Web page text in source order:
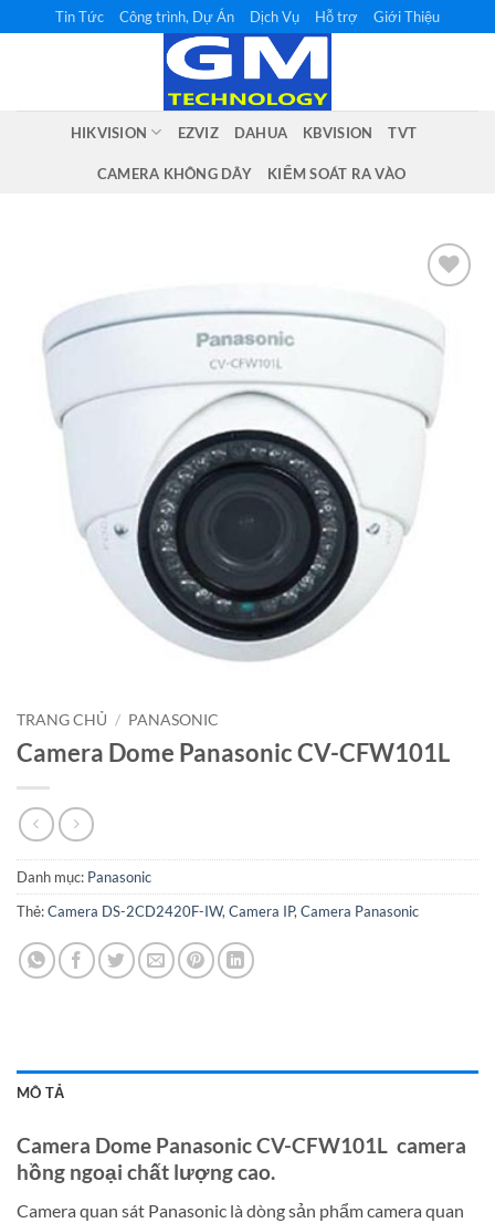
qua
Tin Tức Công trình, Dự Án Dịch Vụ Hỗ trợ Giới Thiệu
HIKVISION EZVIZ DAHUA KBVISION TVT
CAMERA KHÔNG DÂY KIỂM SOÁT RA VÀO
TRANG CHỦ / PANASONIC
Camera Dome Panasonic CV-CFW101L
Danh mục: Panasonic
Thẻ:Camera DS-2CD2420F-IW,Camera IP,Camera Panasonic
MÔ TẢ
Camera Dome Panasonic CV-CFW101L camera
hồng ngoại chất lượng cao.
Camera quan sát Panasonic là dòng sản phẩm camera quan